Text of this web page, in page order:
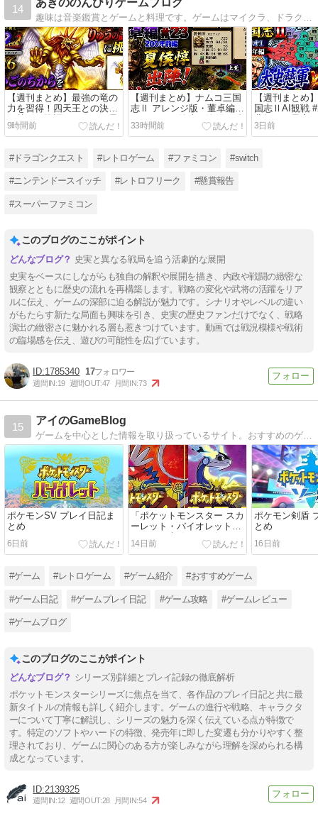
14
【週刊まとめ】最強の竜の
力を習得！四天王との決戦
を越え、物語はいよいよ最
終局面へ｜ブレスオブファ
9時間前
【週刊まとめ】ナムコ三国
志Ⅱ アレンジ版・董卓編
#22〜#29｜汝南・洛陽・陳
留を巡る防衛戦【199〜203
33時間前
【週刊まとめ
国志ⅡAI観戦
曹操軍に異変
世【221〜230
3日前
#ドラゴンクエスト #レトロゲーム #ファミコン #switch
#ニンテンドースイッチ #レトロフリーク #懸賞報告
#スーパーファミコン
このブログのここがポイント
史実と異なる戦局を追う活劇的な展開
史実をベースにしながらも独自の解釈や展開を描き、内政や戦闘の緻密な
観察とともに歴史の流れを再構築します。戦略の変化や武将の活躍をリア
ルに伝え、ゲームの深部に迫る解説が魅力です。シナリオやレベルの違い
がもたらす新たな局面も興味を引き、史実の歴史ファンだけでなく、戦略
演出の緻密さに魅かれる層も惹きつけています。動画では戦況模様や戦術
の臨場感を伝え、遊びの可能性を広げています。
1785340 17
週間IN:19 週間OUT:47 月間IN:73
15
アイのGameBlog
ゲームを中心とした情報を取り扱っているサイト。おすすめのゲームソフトやボードゲーム、ガジェットなどを紹介します。私と同じく「ゲームが好きな方」、「面白いゲームを探している方」のお役に立てれば幸いです。
ポケモンSV プレイ日記ま
とめ
6日前
「ポケットモンスター スカ
ーレット・バイオレット
（SV）」評価・レビュー
14日前
ポケモン剣盾
とめ
16日前
#ゲーム #レトロゲーム #ゲーム紹介 #おすすめゲーム
#ゲーム日記 #ゲームプレイ日記 #ゲーム攻略 #ゲームレビュー
#ゲームブログ
このブログのここがポイント
シリーズ別詳細とプレイ記録の徹底解析
ポケットモンスターシリーズに焦点を当て、各作品のプレイ日記と共に最
新タイトルの情報も詳しく紹介します。ゲームの進行や戦略、キャラクタ
ーについて丁寧に解説し、シリーズの魅力を深く伝えている点が特徴で
す。特定のソフトやハードの特徴、発売年に即した変遷も分かりやすく整
理されており、ゲームに関心のある方が楽しみながら理解を深められる構
成となっています。
2139325
週間IN:12 週間OUT:28 月間IN:54